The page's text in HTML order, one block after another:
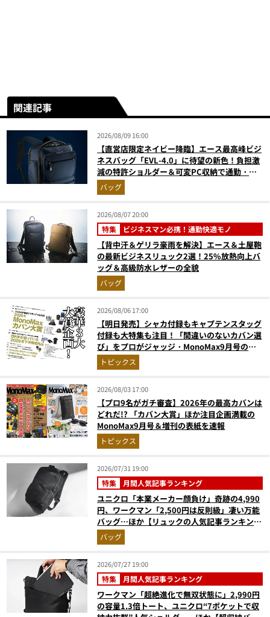
関連記事
2026/08/09 16:00
【直営店限定ネイビー降臨】エース最高峰ビジ
ネスバッグ「EVL-4.0」に待望の新色！負担激
減の特許ショルダー＆可変PC収納で通勤・出
張が無敵に
バッグ
2026/08/07 20:00
特集 ビジネスマン必携！通勤快適モノ
【背中汗＆ゲリラ豪雨を解決】エース＆土屋鞄
の最新ビジネスリュック2選！25%放熱向上バ
ッグ＆高級防水レザーの全貌
バッグ
2026/08/06 17:00
【明日発売】シャカ付録もキャプテンスタッグ
付録も大特集も注目！「間違いのないカバン選
び」をプロがジャッジ・MonoMax9月号の目
次を公開
トピックス
2026/08/03 17:00
【プロ9名がガチ審査】2026年の最高カバンは
どれだ!? 「カバン大賞」ほか注目企画満載の
MonoMax9月号＆増刊の表紙を速報
トピックス
2026/07/31 19:00
特集 月間人気記事ランキング
ユニクロ「本業メーカー顔負け」奇跡の4,990
円、ワークマン「2,500円は反則級」凄い万能
バッグ…ほか【リュックの人気記事ランキング
ベスト3】（2026年6月版）
バッグ
2026/07/27 19:00
特集 月間人気記事ランキング
ワークマン「超絶進化で無双状態に」2,990円
の容量1.3倍トート、ユニクロ“7ポケットで収